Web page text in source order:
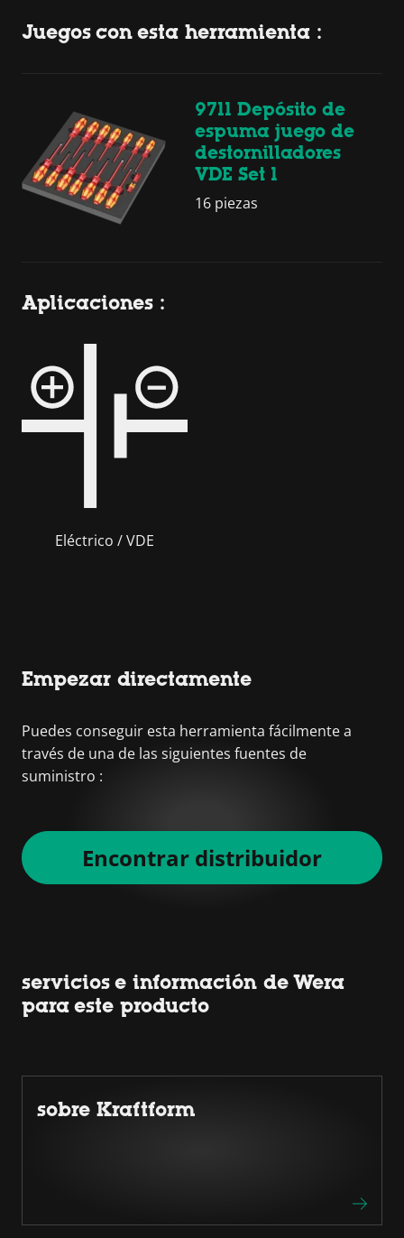
Juegos con esta herramienta :
9711 Depósito de
espuma juego de
destornilladores
VDE Set 1
16 piezas
Aplicaciones :
Eléctrico / VDE
Empezar directamente
Puedes conseguir esta herramienta fácilmente a
través de una de las siguientes fuentes de
suministro :
Encontrar distribuidor
servicios e información de Wera
para este producto
sobre Kraftform